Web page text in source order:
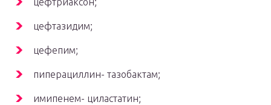
цефтазидим;
цефепим;
пиперациллин- тазобактам;
имипенем- циластатин;